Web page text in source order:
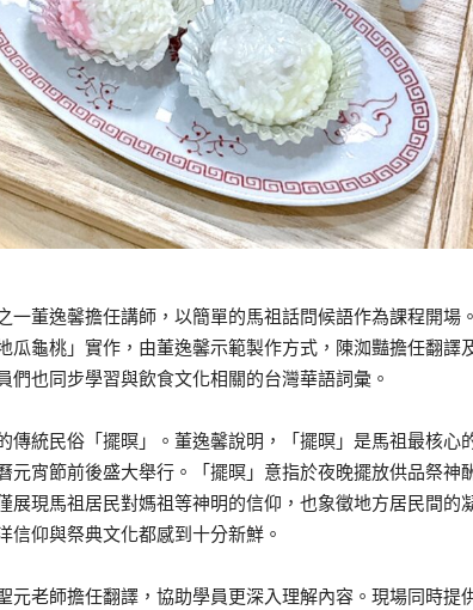
一董逸馨擔任講師，以簡單的馬祖話問候語作為課程開場
瓜龜桃」實作，由董逸馨示範製作方式，陳洳豔擔任翻譯
也同步學習與飲食文化相關的台灣華語詞彙。
傳統民俗「擺暝」。董逸馨說明，「擺暝」是馬祖最核心
宵節前後盛大舉行。「擺暝」意指於夜晚擺放供品祭神
展現馬祖居民對媽祖等神明的信仰，也象徵地方居民間的
仰與祭典文化都感到十分新鮮。
元老師擔任翻譯，協助學員更深入理解內容。現場同時提